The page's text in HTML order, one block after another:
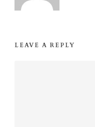
LEAVE A REPLY